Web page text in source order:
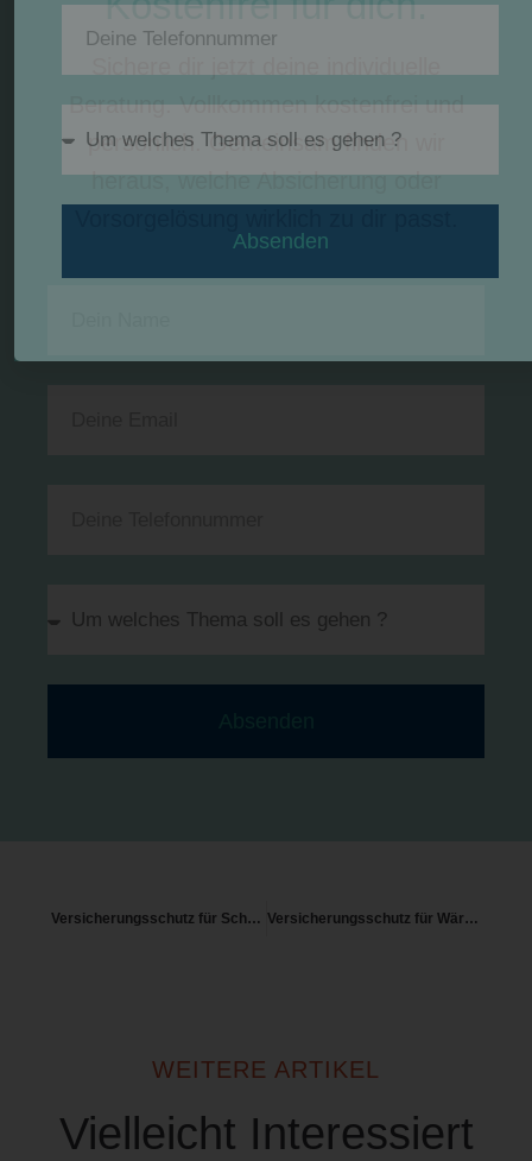
Beratung. Vollkommen kostenfrei und
persönlich. Gemeinsam finden wir
heraus, welche Absicherung oder
Versicherungsschutz für Schneedruck Versicherungsschutz für Wärmepumpen
WEITERE ARTIKEL
Vielleicht Interessiert
Absenden